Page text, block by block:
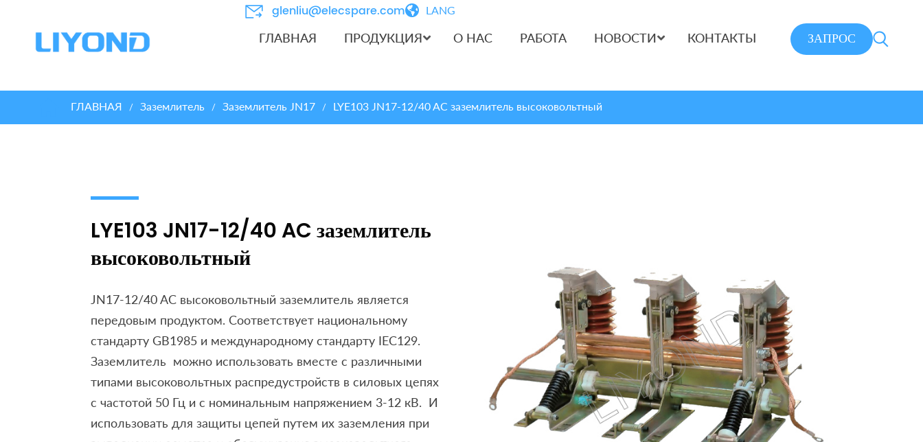
glenliu@elecspare.com LANG
ГЛАВНАЯ ПРОДУКЦИЯ О НАС РАБОТА НОВОСТИ КОНТАКТЫ ЗАПРОС
ГЛАВНАЯ / Заземлитель / Заземлитель JN17 / LYE103 JN17-12/40 AC заземлитель высоковольтный
LYE103 JN17-12/40 AC заземлитель
высоковольтный
JN17-12/40 AC высоковольтный заземлитель является
передовым продуктом. Соответствует национальному
стандарту GB1985 и международному стандарту IEC129.
Заземлитель можно использовать вместе с различными
типами высоковольтных распредустройств в силовых цепях
с частотой 50 Гц и с номинальным напряжением 3-12 кВ. И
использовать для защиты цепей путем их заземления при